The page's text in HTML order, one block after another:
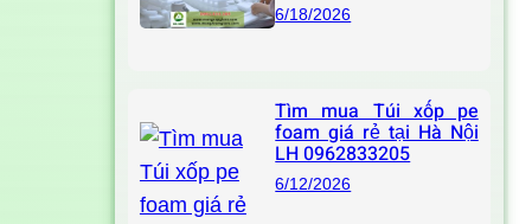
6/18/2026
Tìm mua Túi xốp pe
foam giá rẻ tại Hà Nội
LH 0962833205
6/12/2026